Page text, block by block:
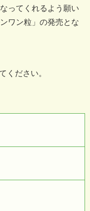
ってくれるよう願い
ワン粒」の発売とな
ください。